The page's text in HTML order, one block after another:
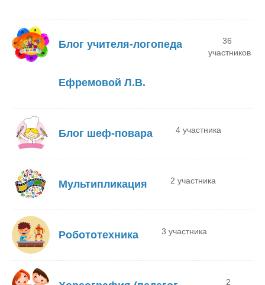
Блог учителя-логопеда
Ефремовой Л.В.
36
участников
Блог шеф-повара 4 участника
Мультипликация 2 участника
Робототехника 3 участника
2